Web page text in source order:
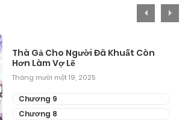
Thà Gả Cho Người Đã Khuất Còn
Hơn Làm Vợ Lẽ
Tháng mười một 19, 2025
Chương 9
Chương 8